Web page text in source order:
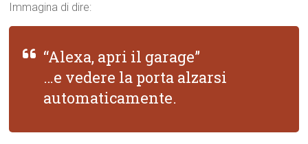
Immagina di dire:
“Alexa, apri il garage”
…e vedere la porta alzarsi
automaticamente.